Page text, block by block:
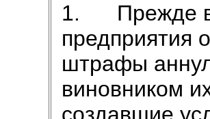
1. Прежде
предприятия
штрафы
виновником